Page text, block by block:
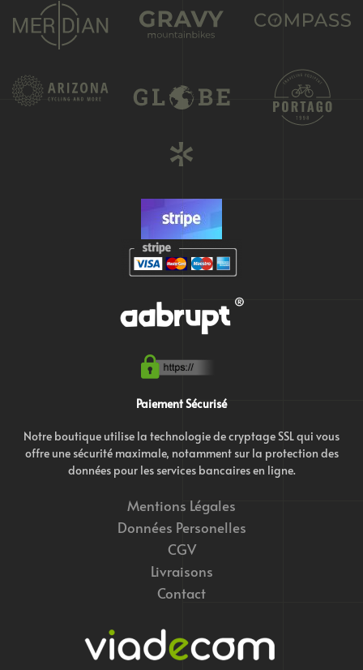
Paiement Sécurisé
Notre boutique utilise la technologie de cryptage SSL qui vous
offre une sécurité maximale, notamment sur la protection des
données pour les services bancaires en ligne.
Mentions Légales
Données Personelles
CGV
Livraisons
Contact